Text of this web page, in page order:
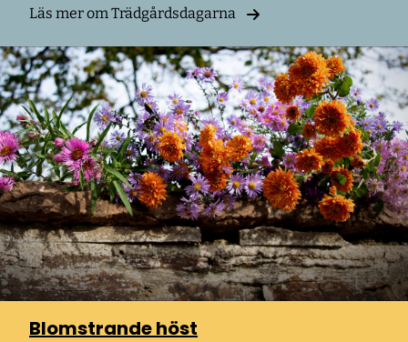
Läs mer om Trädgårdsdagarna
Blomstrande höst